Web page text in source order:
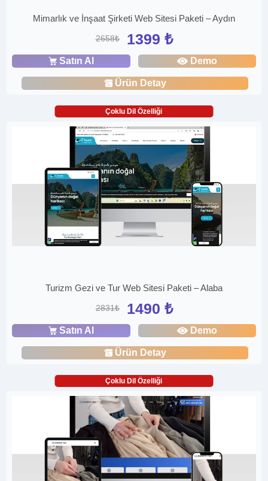
Mimarlık ve İnşaat Şirketi Web Sitesi Paketi – Aydın
2658₺ 1399 ₺
Satın Al Demo
Ürün Detay
Çoklu Dil Özelliği
Turizm Gezi ve Tur Web Sitesi Paketi – Alaba
2831₺ 1490 ₺
Satın Al Demo
Ürün Detay
Çoklu Dil Özelliği